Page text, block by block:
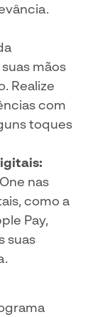
mãos
Realize
com
toques
nas
como a
Pay,
suas